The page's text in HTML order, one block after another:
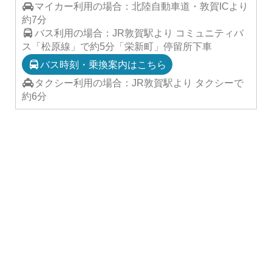
マイカー利用の場合：北陸自動車道・敦賀ICより
約7分
バス利用の場合：JR敦賀駅より コミュニティバ
ス「松原線」で約5分「栄新町」停留所下車
バス時刻・乗換案内はこちら
タクシー利用の場合：JR敦賀駅より タクシーで
約6分